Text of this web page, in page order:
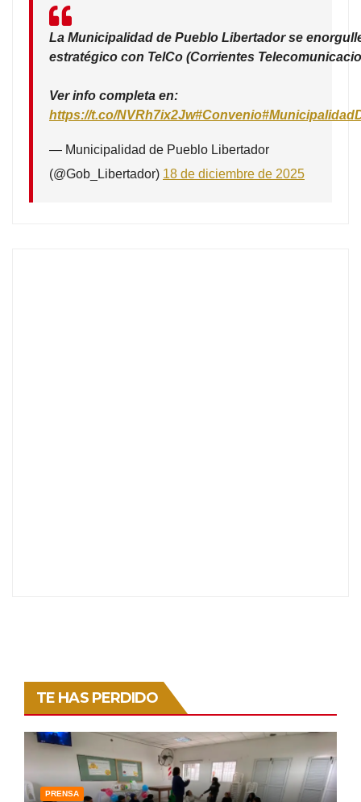
La Municipalidad de Pueblo Libertador se
estratégico con TelCo (Corrientes
Ver info completa en:
https://t.co/NVRh7ix2Jw#Convenio
— Municipalidad de Pueblo Libertador
(@Gob_Libertador) 18 de diciembre de 2025
TE HAS PERDIDO
PRENSA